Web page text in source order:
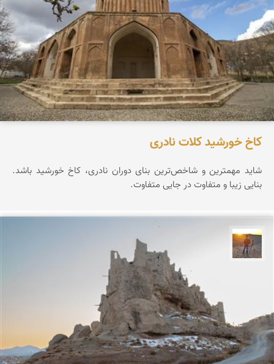
کاخ خورشید کلات نادری
شاید مهمترین و شاخص‌ترین بنای دوران نادری، کاخ خورشید باشد.
بنایی زیبا و متفاوت در جایی متفاوت.